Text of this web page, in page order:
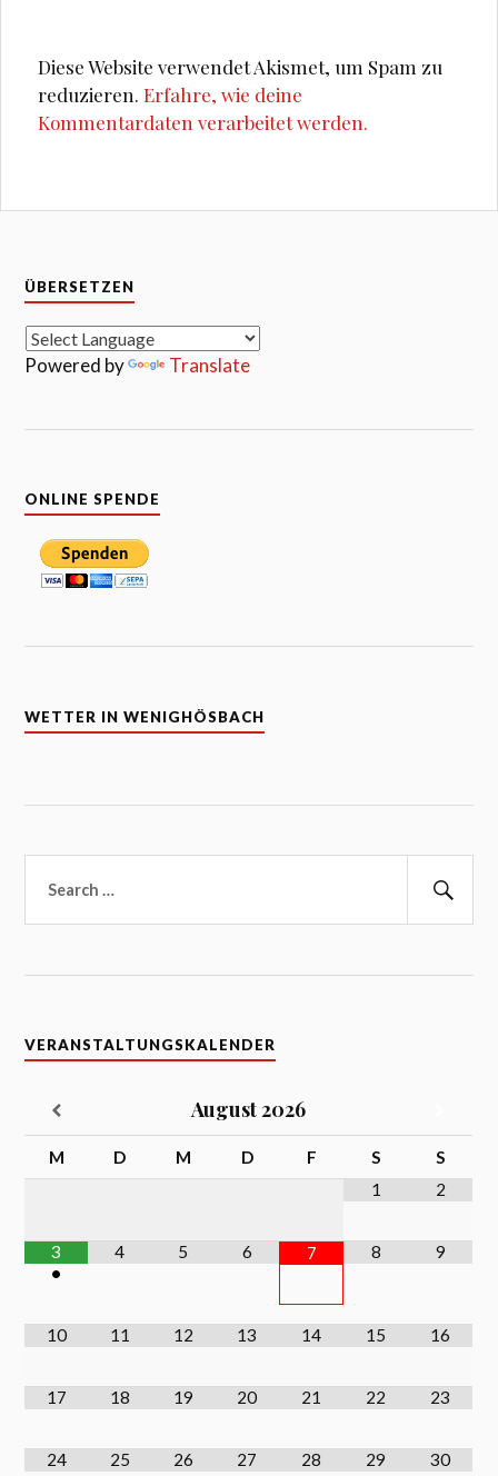
Diese Website verwendet Akismet, um Spam zu
reduzieren.Erfahre, wie deine
Kommentardaten verarbeitet werden.
ÜBERSETZEN
Powered by Translate
ONLINE SPENDE
WETTER IN WENIGHÖSBACH
nach:
VERANSTALTUNGSKALENDER
August2026
M D M D F S
S
1
2
3
•
4 5 6 7 8 9
10 11 12 13 14 15 16
17 18 19 20 21 22 23
24 25 26 27 28 29 30